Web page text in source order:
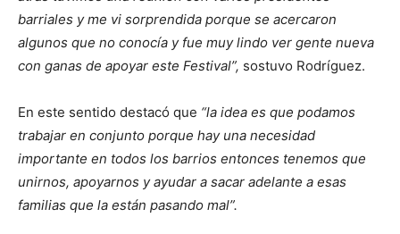
barriales y me vi sorprendida porque se acercaron
algunos que no conocía y fue muy lindo ver gente nueva
con ganas de apoyar este Festival”, sostuvo Rodríguez.
En este sentido destacó que “la idea es que podamos
trabajar en conjunto porque hay una necesidad
importante en todos los barrios entonces tenemos que
unirnos, apoyarnos y ayudar a sacar adelante a esas
familias que la están pasando mal”.